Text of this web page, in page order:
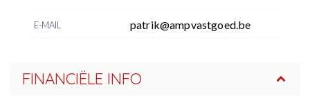
E-MAIL patrik@ampvastgoed.be
FINANCIËLE INFO